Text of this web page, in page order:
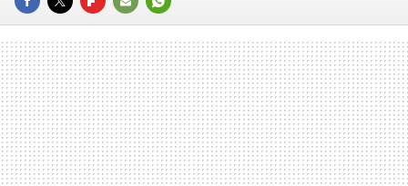
FACEBOOK
TWITTERFLIPBOARD
E-
MAIL
WHATSAPP